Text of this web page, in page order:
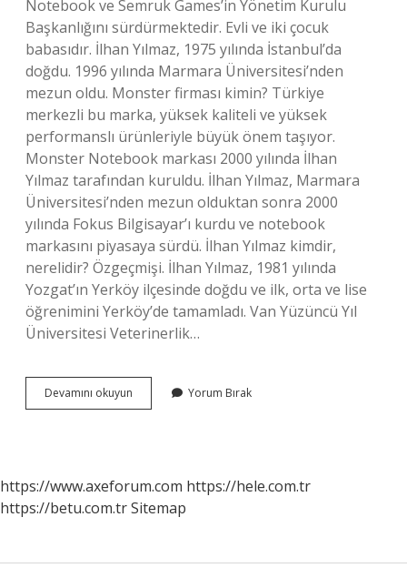
Notebook ve Semruk Games’in Yönetim Kurulu
Başkanlığını sürdürmektedir. Evli ve iki çocuk
babasıdır. İlhan Yılmaz, 1975 yılında İstanbul’da
doğdu. 1996 yılında Marmara Üniversitesi’nden
mezun oldu. Monster firması kimin? Türkiye
merkezli bu marka, yüksek kaliteli ve yüksek
performanslı ürünleriyle büyük önem taşıyor.
Monster Notebook markası 2000 yılında İlhan
Yılmaz tarafından kuruldu. İlhan Yılmaz, Marmara
Üniversitesi’nden mezun olduktan sonra 2000
yılında Fokus Bilgisayar’ı kurdu ve notebook
markasını piyasaya sürdü. İlhan Yılmaz kimdir,
nerelidir? Özgeçmişi. İlhan Yılmaz, 1981 yılında
Yozgat’ın Yerköy ilçesinde doğdu ve ilk, orta ve lise
öğrenimini Yerköy’de tamamladı. Van Yüzüncü Yıl
Üniversitesi Veterinerlik…
Devamını okuyun Monster
Ceo
Yorum Bırak
https://www.axeforum.com https://hele.com.tr
https://betu.com.trSitemap